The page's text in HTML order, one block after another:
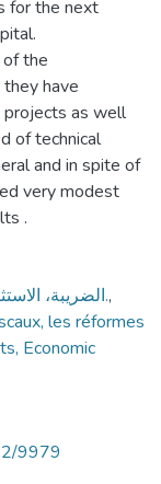
for the next
the
have
as well
of technical
and in spite of
very modest
.
الضريبة، الاستثمار، الامتيازات الجبائية،الإصلاحات الاقتصادية.,
les réformes
Economic
9979